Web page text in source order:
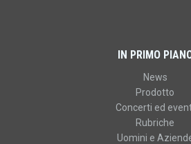
IN PRIMO
News
Prodotto
Concerti ed
Rubriche
Uomini e